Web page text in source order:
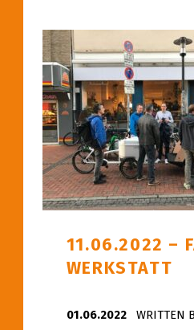
11.06.2022 –
WERKSTATT
01.06.2022 WRITTEN